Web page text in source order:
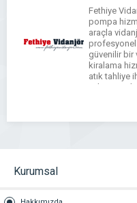
Fethiye
pompa
araçla
profesyonel
güvenilir bir
kiralama
atık tahliye
yelpazesi
Kurumsal